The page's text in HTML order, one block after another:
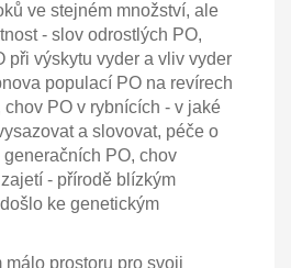
ve stejném množství, ale
- slov odrostlých PO,
při výskytu vyder a vliv vyder
populací PO na revírech
PO v rybnících - v jaké
a slovovat, péče o
PO, chov
- přírodě blízkým
ke genetickým
málo prostoru pro svoji